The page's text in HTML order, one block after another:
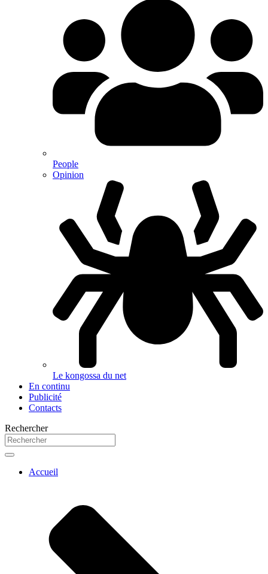
People
Opinion
Le kongossa du net
En continu
Publicité
Contacts
Rechercher
Accueil